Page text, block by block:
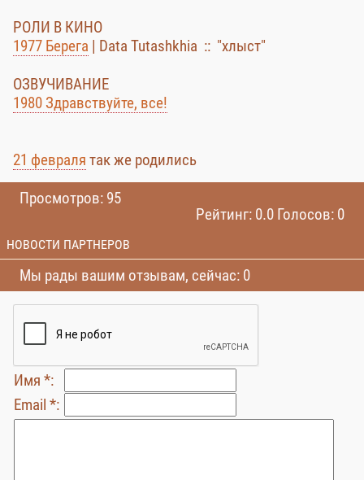
РОЛИ В КИНО
1977 Берега | Data Tutashkhia :: "хлыст"
ОЗВУЧИВАНИЕ
1980 Здравствуйте, все!
21 февраля так же родились
Просмотров: 95
Рейтинг: 0.0 Голосов: 0
НОВОСТИ ПАРТНЕРОВ
Мы рады вашим отзывам, сейчас: 0
Имя *:
Email *: